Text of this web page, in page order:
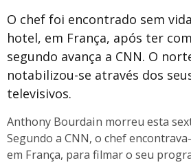
O chef foi encontrado sem
hotel, em França, após ter
segundo avança a CNN. O
notabilizou-se através dos
televisivos.
Anthony Bourdain morreu esta
Segundo a CNN, o chef
em França, para filmar o seu